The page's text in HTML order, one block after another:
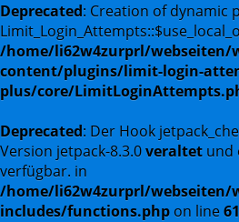
Deprecated: Creation of dynamic
/home/li62w4zurprl/webseiten/
content/plugins/limit-login-
plus/core/
Deprecated: Der Hook
Version jetpack-8.3.0veraltet und
verfügbar. in
/home/li62w4zurprl/webseiten/
includes/functions.php on line